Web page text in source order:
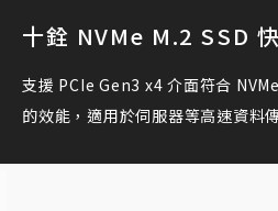
十銓 NVMe M.2 SSD
支援 PCIe Gen3 x4 介面符合
的效能，適用於伺服器等高速資料